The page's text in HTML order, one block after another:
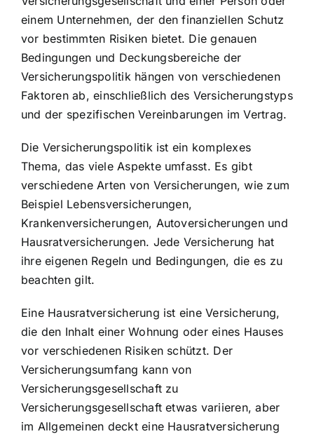
einem Unternehmen, der den finanziellen Schutz
vor bestimmten Risiken bietet. Die genauen
Bedingungen und Deckungsbereiche der
Versicherungspolitik hängen von verschiedenen
Faktoren ab, einschließlich des Versicherungstyps
und der spezifischen Vereinbarungen im Vertrag.
Die Versicherungspolitik ist ein komplexes
Thema, das viele Aspekte umfasst. Es gibt
verschiedene Arten von Versicherungen, wie zum
Beispiel Lebensversicherungen,
Krankenversicherungen, Autoversicherungen und
Hausratversicherungen. Jede Versicherung hat
ihre eigenen Regeln und Bedingungen, die es zu
beachten gilt.
Eine Hausratversicherung ist eine Versicherung,
die den Inhalt einer Wohnung oder eines Hauses
vor verschiedenen Risiken schützt. Der
Versicherungsumfang kann von
Versicherungsgesellschaft zu
Versicherungsgesellschaft etwas variieren, aber
im Allgemeinen deckt eine Hausratversicherung